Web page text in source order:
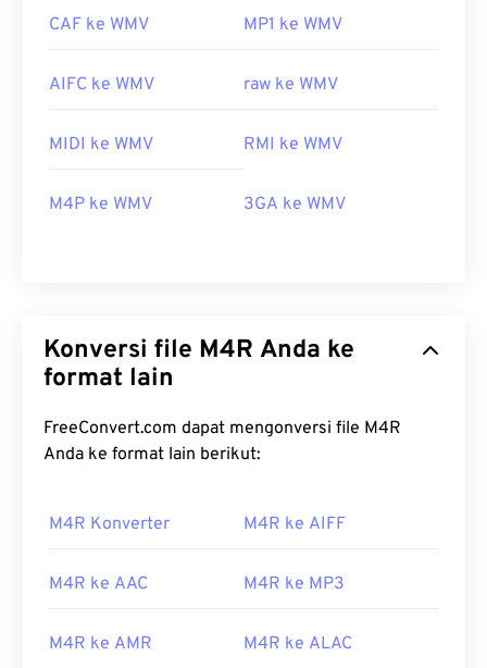
00
00
00
00
CAF ke WMV MP1 ke WMV
AIFC ke WMV raw ke WMV
MIDI ke WMV RMI ke WMV
M4P ke WMV 3GA ke WMV
Konversi file M4R Anda ke
format lain
FreeConvert.com dapat mengonversi file M4R
Anda ke format lain berikut:
M4R Konverter M4R ke AIFF
M4R ke AAC M4R ke MP3
M4R ke AMR M4R ke ALAC